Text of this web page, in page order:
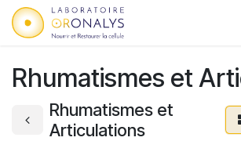
Se rendre au contenu
Rhumatismes et
Rhumatismes et
Articulations